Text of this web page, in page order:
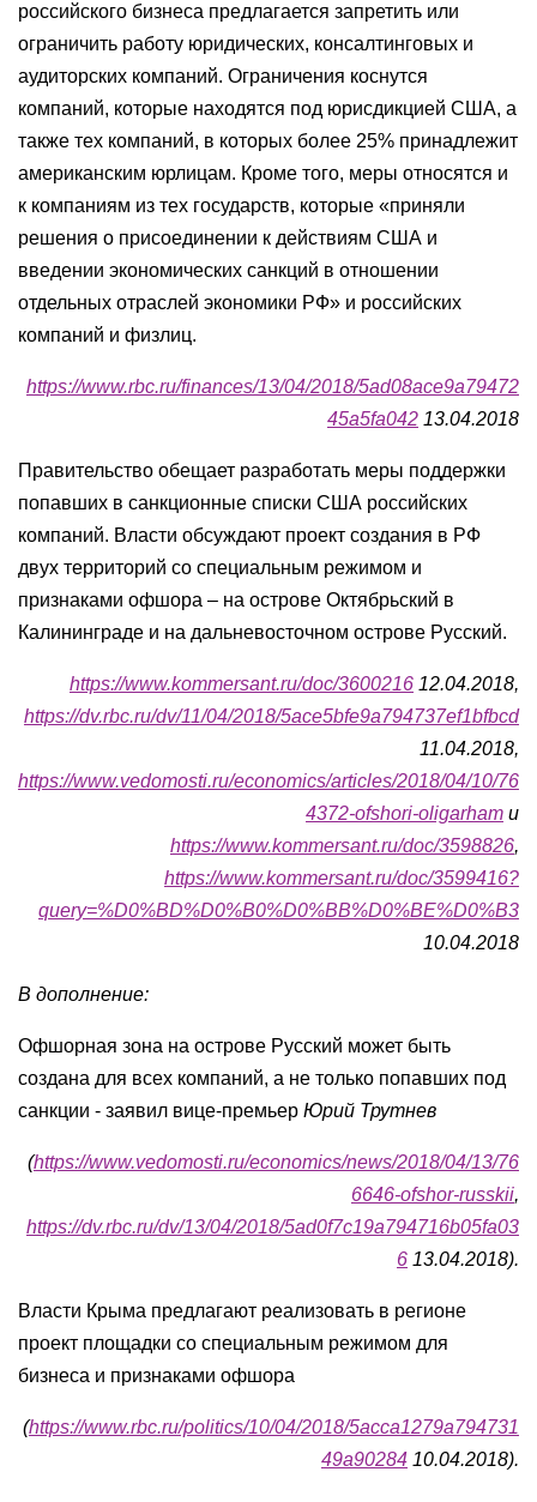
российского бизнеса предлагается запретить или
ограничить работу юридических, консалтинговых и
аудиторских компаний. Ограничения коснутся
компаний, которые находятся под юрисдикцией США, а
также тех компаний, в которых более 25% принадлежит
американским юрлицам. Кроме того, меры относятся и
к компаниям из тех государств, которые «приняли
решения о присоединении к действиям США и
введении экономических санкций в отношении
отдельных отраслей экономики РФ» и российских
компаний и физлиц.
https://www.rbc.ru/finances/13/04/2018/5ad08ace9a79472
45a5fa042 13.04.2018
Правительство обещает разработать меры поддержки
попавших в санкционные списки США российских
компаний. Власти обсуждают проект создания в РФ
двух территорий со специальным режимом и
признаками офшора – на острове Октябрьский в
Калининграде и на дальневосточном острове Русский.
https://www.kommersant.ru/doc/3600216 12.04.2018,
https://dv.rbc.ru/dv/11/04/2018/5ace5bfe9a794737ef1bfbcd
11.04.2018,
https://www.vedomosti.ru/economics/articles/2018/04/10/76
4372-ofshori-oligarham и
https://www.kommersant.ru/doc/3598826,
https://www.kommersant.ru/doc/3599416?
query=%D0%BD%D0%B0%D0%BB%D0%BE%D0%B3
10.04.2018
В дополнение:
Офшорная зона на острове Русский может быть
создана для всех компаний, а не только попавших под
санкции - заявил вице-премьер Юрий Трутнев
(https://www.vedomosti.ru/economics/news/2018/04/13/76
6646-ofshor-russkii,
https://dv.rbc.ru/dv/13/04/2018/5ad0f7c19a794716b05fa03
6 13.04.2018).
Власти Крыма предлагают реализовать в регионе
проект площадки со специальным режимом для
бизнеса и признаками офшора
(https://www.rbc.ru/politics/10/04/2018/5acca1279a794731
49a90284 10.04.2018).